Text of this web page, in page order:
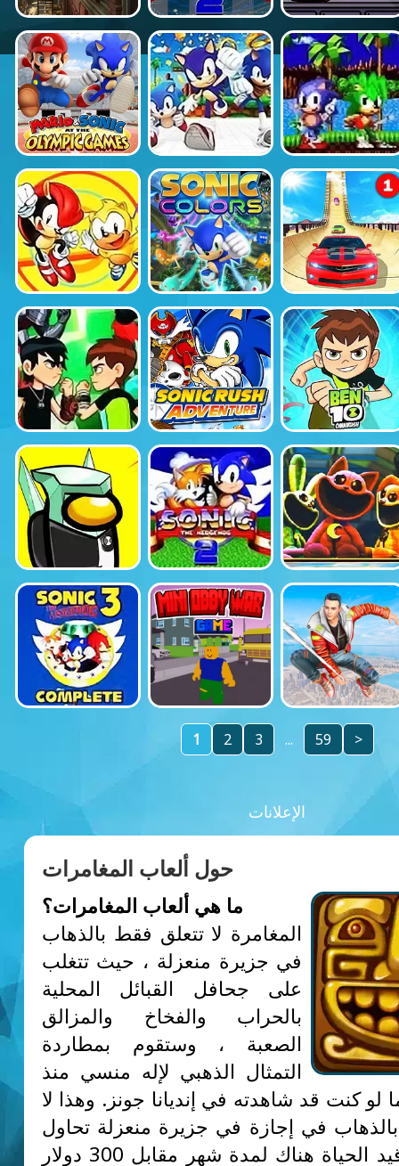
1 2 3 ... 59 >
الإعلانات
حول ألعاب المغامرات
ما هي ألعاب المغامرات؟
المغامرة لا تتعلق فقط بالذهاب
في جزيرة منعزلة ، حيث تتغلب
على جحافل القبائل المحلية
بالحراب والفخاخ والمزالق
الصعبة ، وستقوم بمطاردة
التمثال الذهبي لإله منسي منذ
لو كنت قد شاهدته في إنديانا جونز. وهذا لا
في إجازة في جزيرة منعزلة تحاول
البقاء على قيد الحياة هناك لمدة شهر مقابل 300 دولار